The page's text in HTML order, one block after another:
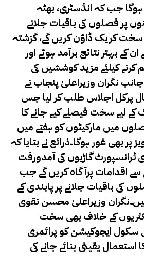
ہوگا جب کہ انڈسٹری، بھٹہ
پر فصلوں کی باقیات جلانے
کریک ڈاؤن کریں گے، گزشتہ
کے بہتر نتائج برآمد ہوئے اور
کیلئے مزید کوششیں کی
نگران وزیراعلیٰ پنجاب نے
پرکل اجلاس طلب کر لیا جس
لیے سخت فیصلے کیے جانے کا
میں مارکیٹوں کو ہفتے میں
پر بھی غور ہوگا۔ذرائع نے بتایا کہ
گاڑیوں کی آمدورفت
سے اقدامات پرآگاہ کریں گے جب
کی باقیات جلانے پر پابندی کے
وزیراعلیٰ محسن نقوی
کے خلاف بھی سخت
سکول ایجوکیشن کو پرائمری
یقینی بنائے جانے کی